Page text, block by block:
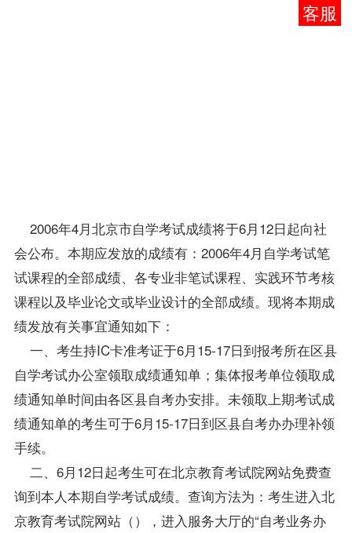
2006年4月北京市自学考试成绩将于6月12日起向社
会公布。本期应发放的成绩有：2006年4月自学考试笔
试课程的全部成绩、各专业非笔试课程、实践环节考核
课程以及毕业论文或毕业设计的全部成绩。现将本期成
绩发放有关事宜通知如下：
一、考生持IC卡准考证于6月15-17日到报考所在区县
自学考试办公室领取成绩通知单；集体报考单位领取成
绩通知单时间由各区县自考办安排。未领取上期考试成
绩通知单的考生可于6月15-17日到区县自考办办理补领
手续。
二、6月12日起考生可在北京教育考试院网站免费查
询到本人本期自学考试成绩。查询方法为：考生进入北
京教育考试院网站（），进入服务大厅的“自考业务办
咨询